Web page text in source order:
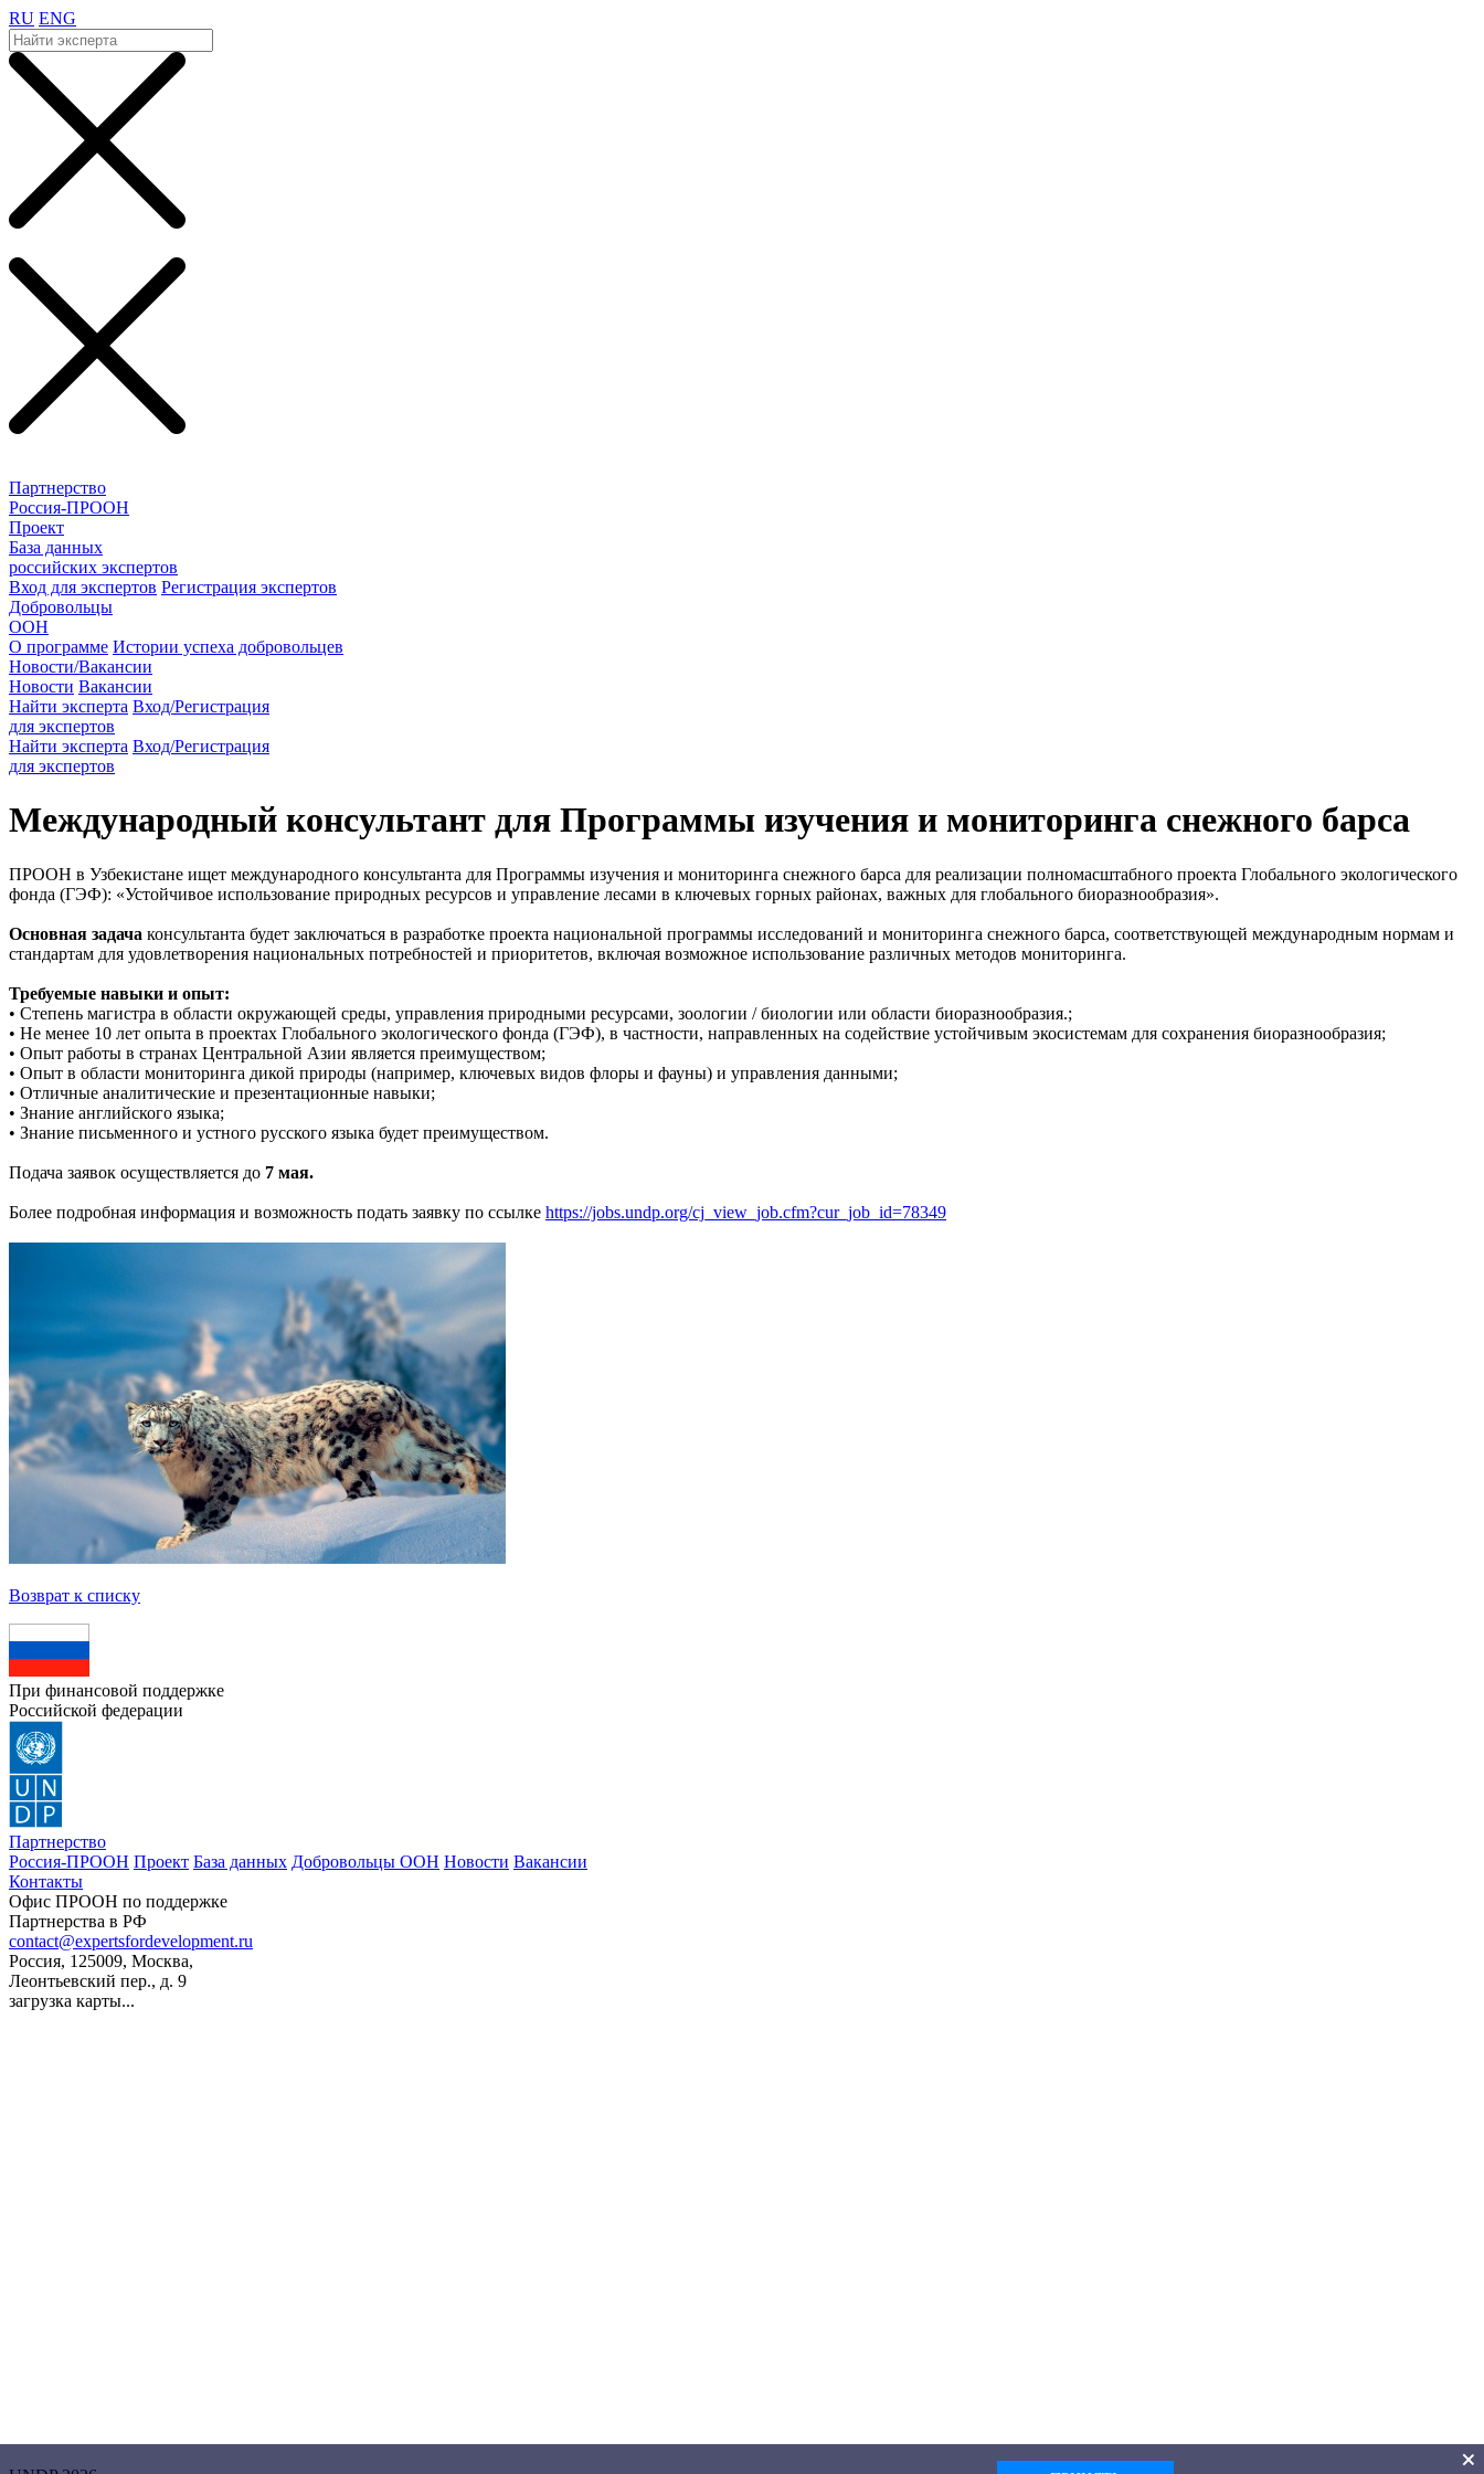
RU ENG
Партнерство
Россия-ПРООН
Проект
База данных
российских экспертов
Вход для экспертов Регистрация экспертов
Добровольцы
ООН
О программе Истории успеха добровольцев
Новости/Вакансии
Новости Вакансии
Найти эксперта Вход/Регистрация
для экспертов
Найти эксперта Вход/Регистрация
для экспертов
Международный консультант для Программы изучения и мониторинга снежного барса
ПРООН в Узбекистане ищет международного консультанта для Программы изучения и мониторинга снежного барса для реализации полномасштабного проекта Глобального экологического
фонда (ГЭФ): «Устойчивое использование природных ресурсов и управление лесами в ключевых горных районах, важных для глобального биоразнообразия».
Основная задача консультанта будет заключаться в разработке проекта национальной программы исследований и мониторинга снежного барса, соответствующей международным нормам и
стандартам для удовлетворения национальных потребностей и приоритетов, включая возможное использование различных методов мониторинга.
Требуемые навыки и опыт:
• Степень магистра в области окружающей среды, управления природными ресурсами, зоологии / биологии или области биоразнообразия.;
• Не менее 10 лет опыта в проектах Глобального экологического фонда (ГЭФ), в частности, направленных на содействие устойчивым экосистемам для сохранения биоразнообразия;
• Опыт работы в странах Центральной Азии является преимуществом;
• Опыт в области мониторинга дикой природы (например, ключевых видов флоры и фауны) и управления данными;
• Отличные аналитические и презентационные навыки;
• Знание английского языка;
• Знание письменного и устного русского языка будет преимуществом.
Подача заявок осуществляется до 7 мая.
Более подробная информация и возможность подать заявку по ссылке https://jobs.undp.org/cj_view_job.cfm?cur_job_id=78349
Возврат к списку
При финансовой поддержке
Российской федерации
Партнерство
Россия-ПРООН Проект База данных Добровольцы ООН Новости Вакансии
Контакты
Офис ПРООН по поддержке
Партнерства в РФ
contact@expertsfordevelopment.ru
Россия, 125009, Москва,
Леонтьевский пер., д. 9
загрузка карты...